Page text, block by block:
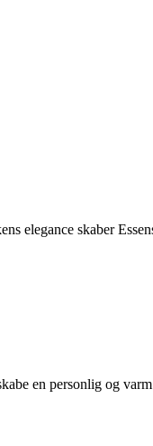
elegance skaber
en personlig og